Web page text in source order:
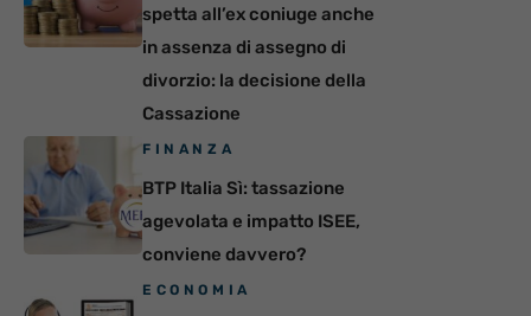
spetta all’ex coniuge anche
in assenza di assegno di
divorzio: la decisione della
Cassazione
FINANZA
BTP Italia Sì: tassazione
agevolata e impatto ISEE,
conviene davvero?
ECONOMIA